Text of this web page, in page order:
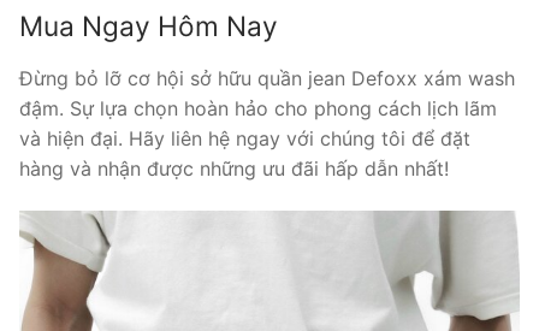
Mua Ngay Hôm Nay
Đừng bỏ lỡ cơ hội sở hữu quần jean Defoxx xám wash
đậm. Sự lựa chọn hoàn hảo cho phong cách lịch lãm
và hiện đại. Hãy liên hệ ngay với chúng tôi để đặt
hàng và nhận được những ưu đãi hấp dẫn nhất!